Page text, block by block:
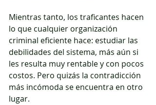
Mientras tanto, los traficantes hacen
lo que cualquier organización
criminal eficiente hace: estudiar las
debilidades del sistema, más aún si
les resulta muy rentable y con pocos
costos. Pero quizás la contradicción
más incómoda se encuentra en otro
lugar.